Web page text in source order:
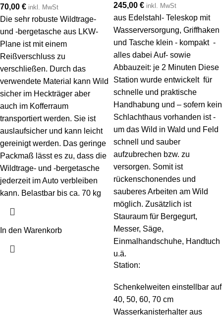
70,00 € inkl. MwSt
Die sehr robuste Wildtrage-
und -bergetasche aus LKW-
Plane ist mit einem
Reißverschluss zu
verschließen. Durch das
verwendete Material kann Wild
sicher im Heckträger aber
auch im Kofferraum
transportiert werden. Sie ist
auslaufsicher und kann leicht
gereinigt werden. Das geringe
Packmaß lässt es zu, dass die
Wildtrage- und -bergetasche
jederzeit im Auto verbleiben
kann. Belastbar bis ca. 70 kg
In den Warenkorb
245,00 € inkl. MwSt
aus Edelstahl- Teleskop mit
Wasserversorgung, Griffhaken
und Tasche klein - kompakt -
alles dabei Auf- sowie
Abbauzeit: je 2 Minuten Diese
Station wurde entwickelt für
schnelle und praktische
Handhabung und – sofern kein
Schlachthaus vorhanden ist -
um das Wild in Wald und Feld
schnell und sauber
aufzubrechen bzw. zu
versorgen. Somit ist
rückenschonendes und
sauberes Arbeiten am Wild
möglich. Zusätzlich ist
Stauraum für Bergegurt,
Messer, Säge,
Einmalhandschuhe, Handtuch
u.ä.
Station:
Schenkelweiten einstellbar auf
40, 50, 60, 70 cm
Wasserkanisterhalter aus